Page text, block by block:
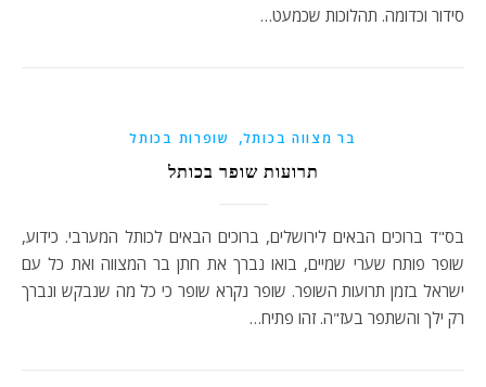
סידור וכדומה. תהלוכות שכמעט…
בר מצווה בכותל, שופרות בכותל
תרועות שופר בכותל
בס"ד ברוכים הבאים לירושלים, ברוכים הבאים לכותל המערבי. כידוע,
שופר פותח שערי שמיים, בואו נברך את חתן בר המצווה ואת כל עם
ישראל בזמן תרועות השופר. שופר נקרא שופר כי כל מה שנבקש ונברך
רק ילך והשתפר בעז"ה. זהו פתיח…